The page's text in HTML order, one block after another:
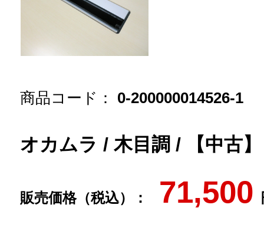
商品コード： 0-200000014526-1
オカムラ / 木目調 / 【中古
販売価格（税込）： 71,500